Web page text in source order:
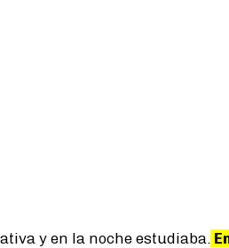
y en la noche estudiaba.